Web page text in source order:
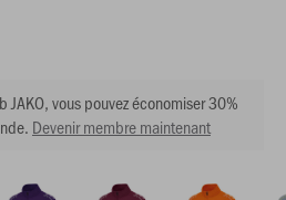
JAKO, vous pouvez économiser 30%
Devenir membre maintenant